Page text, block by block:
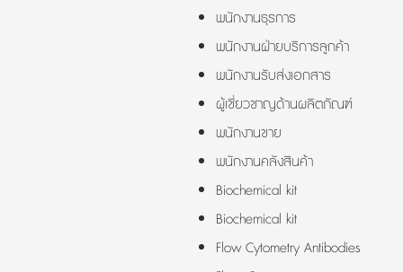
พนักงานธุรการ
พนักงานฝ่ายบริการลูกค้า
พนักงานรับส่งเอกสาร
ผู้เชี่ยวชาญด้านผลิตภัณฑ์
พนักงานขาย
พนักงานคลังสินค้า
Biochemical kit
Biochemical kit
Flow Cytometry Antibodies